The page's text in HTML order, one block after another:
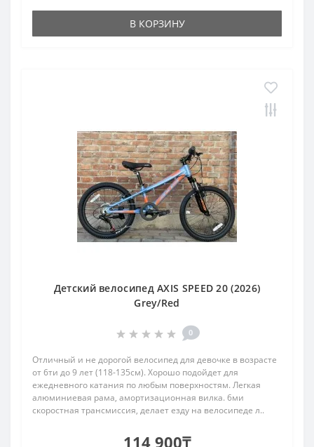
В КОРЗИНУ
Детский велосипед AXIS SPEED 20 (2026)
Grey/Red
0
Отличный и не дорогой велосипед для девочке в возрасте
от 6ти до 9 лет (118-135см). Хорошо подойдет для
ежедневного катания по любым поверхностям. Легкая
алюминиевая рама, амортизационная вилка. 6ми
скоростная трансмиссия, делает езду на велосипеде л..
114 900₸